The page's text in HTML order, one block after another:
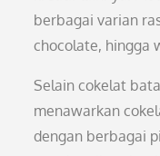
berbagai varian
chocolate, hingga
Selain cokelat
menawarkan
dengan berbagai